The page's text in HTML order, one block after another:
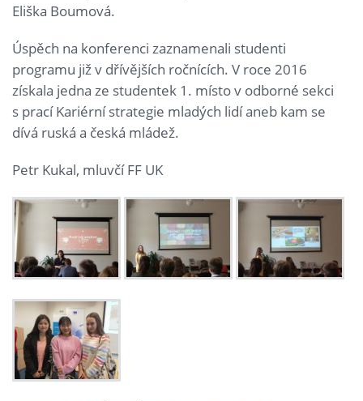
Eliška Boumová.
Úspěch na konferenci zaznamenali studenti
programu již v dřívějších ročnících. V roce 2016
získala jedna ze studentek 1. místo v odborné sekci
s prací Kariérní strategie mladých lidí aneb kam se
dívá ruská a česká mládež.
Petr Kukal, mluvčí FF UK